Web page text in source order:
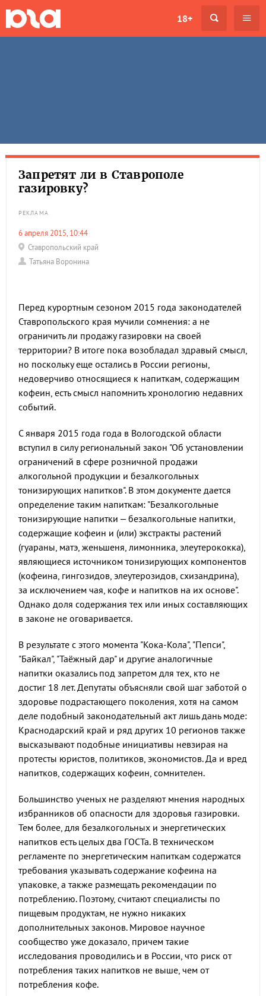
18+
Запретят ли в Ставрополе
газировку?
РЕКЛАМА
6 апреля 2015, 10:44
Ставропольский край
Татьяна Воронина
Перед курортным сезоном 2015 года законодателей
Ставропольского края мучили сомнения: а не
ограничить ли продажу газировки на своей
территории? В итоге пока возобладал здравый смысл,
но поскольку еще остались в России регионы,
недоверчиво относящиеся к напиткам, содержащим
кофеин, есть смысл напомнить хронологию недавних
событий.
С января 2015 года года в Вологодской области
вступил в силу региональный закон "Об установлении
ограничений в сфере розничной продажи
алкогольной продукции и безалкогольных
тонизирующих напитков". В этом документе дается
определение таким напиткам: "Безалкогольные
тонизирующие напитки – безалкогольные напитки,
содержащие кофеин и (или) экстракты растений
(гуараны, матэ, женьшеня, лимонника, элеутерококка),
являющиеся источником тонизирующих компонентов
(кофеина, гингозидов, элеутерозидов, схизандрина),
за исключением чая, кофе и напитков на их основе".
Однако доля содержания тех или иных составляющих
в законе не оговаривается.
В результате с этого момента "Кока-Кола", "Пепси",
"Байкал", "Таёжный дар" и другие аналогичные
напитки оказались под запретом для тех, кто не
достиг 18 лет. Депутаты объясняли свой шаг заботой о
здоровье подрастающего поколения, хотя на самом
деле подобный законодательный акт лишь дань моде:
Краснодарский край и ряд других 10 регионов также
высказывают подобные инициативы невзирая на
протесты юристов, политиков, экономистов. Да и вред
напитков, содержащих кофеин, сомнителен.
Большинство ученых не разделяют мнения народных
избранников об опасности для здоровья газировки.
Тем более, для безалкогольных и энергетических
напитков есть целых два ГОСТа. В техническом
регламенте по энергетическим напиткам содержатся
требования указывать содержание кофеина на
упаковке, а также размещать рекомендации по
потреблению. Поэтому, считают специалисты по
пищевым продуктам, не нужно никаких
дополнительных законов. Мировое научное
сообщество уже доказало, причем такие
исследования проводились и в России, что риск от
потребления таких напитков не выше, чем от
потребления кофе.